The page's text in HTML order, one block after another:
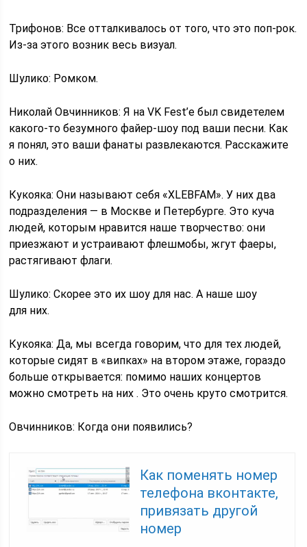
Трифонов: Все отталкивалось от того, что это поп-рок.
Из‑за этого возник весь визуал.
Шулико: Ромком.
Николай Овчинников: Я на VK Fest’е был свидетелем
какого‑то безумного файер-шоу под ваши песни. Как
я понял, это ваши фанаты развлекаются. Расскажите
о них.
Кукояка: Они называют себя «XLEBFAM». У них два
подразделения — в Москве и Петербурге. Это куча
людей, которым нравится наше творчество: они
приезжают и устраивают флешмобы, жгут фаеры,
растягивают флаги.
Шулико: Скорее это их шоу для нас. А наше шоу
для них.
Кукояка: Да, мы всегда говорим, что для тех людей,
которые сидят в «випках» на втором этаже, гораздо
больше открывается: помимо наших концертов
можно смотреть на них . Это очень круто смотрится.
Овчинников: Когда они появились?
Как поменять номер
телефона вконтакте,
привязать другой
номер